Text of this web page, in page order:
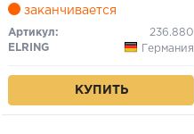
заканчивается
Артикул:
236.880
ELRING
Германия
КУПИТЬ